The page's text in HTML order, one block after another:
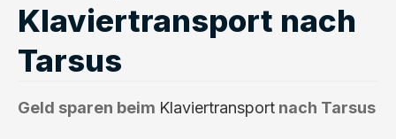
Klaviertransport nach
Tarsus
Geld sparen beim Klaviertransport nach Tarsus